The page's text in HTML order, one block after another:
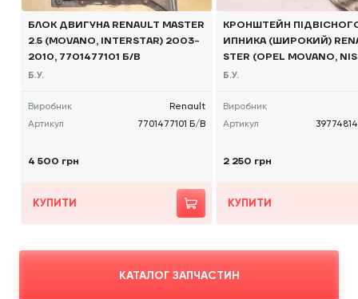
БЛОК ДВИГУНА RENAULT MASTER
2.5 (MOVANO, INTERSTAR) 2003-
2010, 7701477101 Б/В
Б.У.
Виробник
Renault
Артикул
7701477101 Б/В
4 500 грн
КУПИТИ
КРОНШТЕЙН
ИПНИКА (ШИРОКИЙ)
STER (OPEL MOVANO,
400) 2014 -,
Б.У.
Виробник
Артикул
2 250 грн
КУПИТИ
КАТАЛОГ ЗАПЧАСТИН